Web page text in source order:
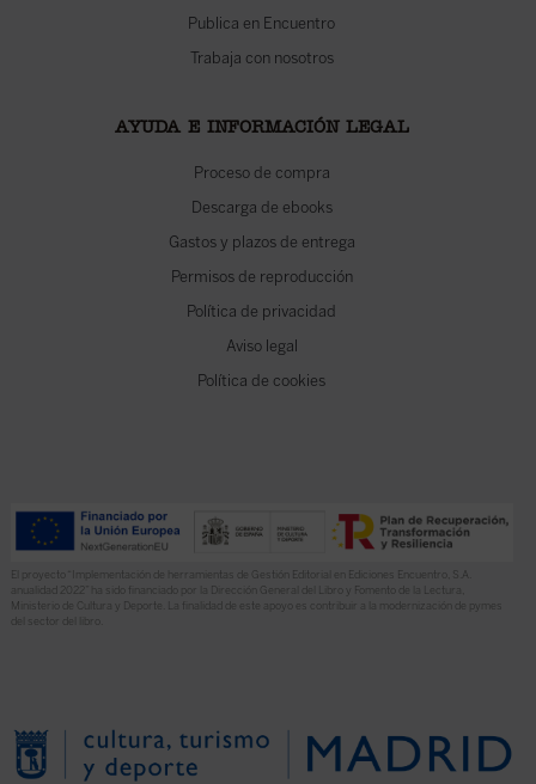
Publica en Encuentro
Trabaja con nosotros
AYUDA E INFORMACIÓN LEGAL
Proceso de compra
Descarga de ebooks
Gastos y plazos de entrega
Permisos de reproducción
Política de privacidad
Aviso legal
Política de cookies
El proyecto “Implementación de herramientas de Gestión Editorial en Ediciones Encuentro, S.A.
anualidad 2022” ha sido financiado por la Dirección General del Libro y Fomento de la Lectura,
Ministerio de Cultura y Deporte. La finalidad de este apoyo es contribuir a la modernización de pymes
del sector del libro.